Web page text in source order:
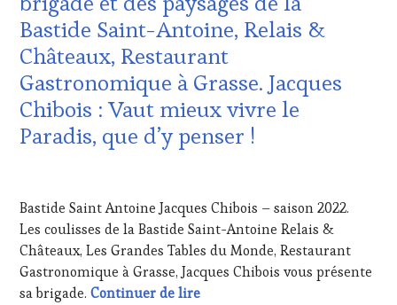
DE
LA
HAUTE
GASTRONOMIE
FRANÇAISE,
INVITATIONS
&
DÉGUSTATIONS,
PRESSE
ÉCRITE,
RADIO,
WEB,
OENOTOURISME,
Bastide Saint-Antoine, Relais &
Châteaux, Restaurant
Gastronomique à Grasse. Jacques
Chibois : Vaut mieux vivre le
Paradis, que d’y penser !
2022
Bastide Saint Antoine Jacques Chibois – saison 2022.
Les coulisses de la Bastide Saint-Antoine Relais &
Châteaux, Les Grandes Tables du Monde, Restaurant
Gastronomique à Grasse, Jacques Chibois vous présente
sa brigade.Continuer de lireÀ la rencontre des anges de la